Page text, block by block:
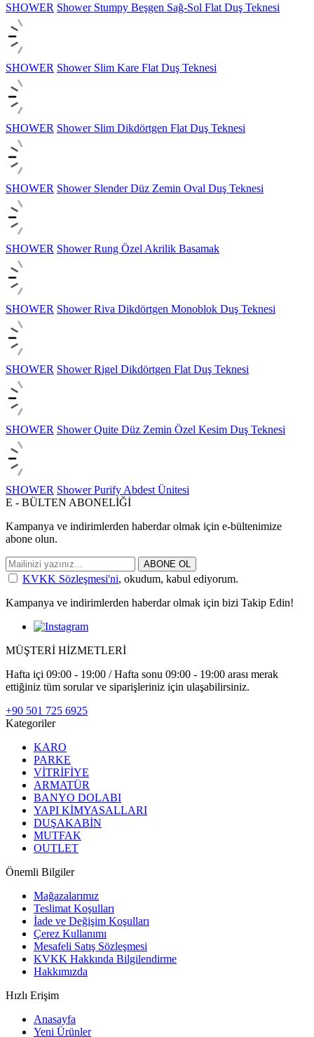
SHOWER Shower Stumpy Beşgen Sağ-Sol Flat Duş Teknesi
SHOWER Shower Slim Kare Flat Duş Teknesi
SHOWER Shower Slim Dikdörtgen Flat Duş Teknesi
SHOWER Shower Slender Düz Zemin Oval Duş Teknesi
SHOWER Shower Rung Özel Akrilik Basamak
SHOWER Shower Riva Dikdörtgen Monoblok Duş Teknesi
SHOWER Shower Rigel Dikdörtgen Flat Duş Teknesi
SHOWER Shower Quite Düz Zemin Özel Kesim Duş Teknesi
SHOWER Shower Purify Abdest Ünitesi
E - BÜLTEN ABONELİĞİ
Kampanya ve indirimlerden haberdar olmak için e-bültenimize
abone olun.
ABONE OL
KVKK Sözleşmesi'ni, okudum, kabul ediyorum.
Kampanya ve indirimlerden haberdar olmak için bizi Takip Edin!
MÜŞTERİ HİZMETLERİ
Hafta içi 09:00 - 19:00 / Hafta sonu 09:00 - 19:00 arası merak
ettiğiniz tüm sorular ve siparişleriniz için ulaşabilirsiniz.
+90 501 725 6925
Kategoriler
KARO
PARKE
VİTRİFİYE
ARMATÜR
BANYO DOLABI
YAPI KİMYASALLARI
DUŞAKABİN
MUTFAK
OUTLET
Önemli Bilgiler
Mağazalarımız
Teslimat Koşulları
İade ve Değişim Koşulları
Çerez Kullanımı
Mesafeli Satış Sözleşmesi
KVKK Hakkında Bilgilendirme
Hakkımızda
Hızlı Erişim
Anasayfa
Yeni Ürünler